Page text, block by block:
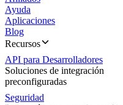
Ayuda
Aplicaciones
Blog
Recursos
API para Desarrolladores
Soluciones de integración
preconfiguradas
Seguridad